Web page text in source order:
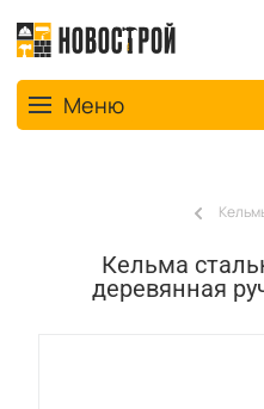
Toggle navigation
Меню
Кельма
деревянная